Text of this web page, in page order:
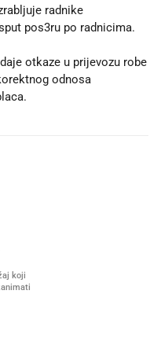
radnike
pos3ru po radnicima.
otkaze u prijevozu robe
odnosa